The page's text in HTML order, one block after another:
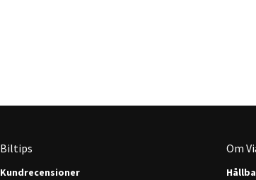
Biltips
Kundrecensioner
Om